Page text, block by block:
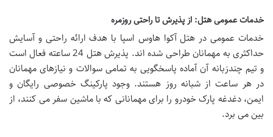
خدمات عمومی هتل: از پذیرش تا راحتی روزمره
خدمات عمومی در هتل آکوا هاوس اسپا با هدف ارائه راحتی و آسایش
حداکثری به مهمانان طراحی شده اند. پذیرش هتل 24 ساعته فعال است
و تیم چندزبانه آن آماده پاسخگویی به تمامی سوالات و نیازهای مهمانان
در هر ساعت از شبانه روز هستند. وجود پارکینگ خصوصی رایگان و
ایمن، دغدغه پارک خودرو را برای مهمانانی که با ماشین سفر می کنند، از
بین می برد.